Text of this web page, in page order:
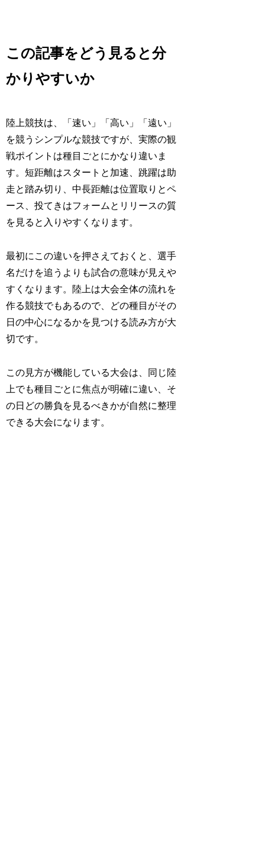
この記事をどう見ると分
かりやすいか
陸上競技は、「速い」「高い」「遠い」
を競うシンプルな競技ですが、実際の観
戦ポイントは種目ごとにかなり違いま
す。短距離はスタートと加速、跳躍は助
走と踏み切り、中長距離は位置取りとペ
ース、投てきはフォームとリリースの質
を見ると入りやすくなります。
最初にこの違いを押さえておくと、選手
名だけを追うよりも試合の意味が見えや
すくなります。陸上は大会全体の流れを
作る競技でもあるので、どの種目がその
日の中心になるかを見つける読み方が大
切です。
この見方が機能している大会は、同じ陸
上でも種目ごとに焦点が明確に違い、そ
の日どの勝負を見るべきかが自然に整理
できる大会になります。